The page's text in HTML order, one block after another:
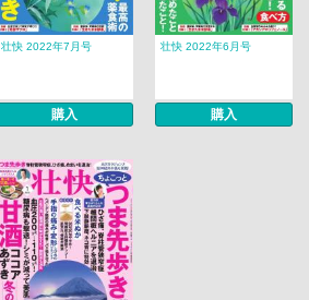
壮快 2022年7月号
購入
壮快 2022年6月号
購入